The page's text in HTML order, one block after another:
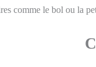
comme le bol ou la